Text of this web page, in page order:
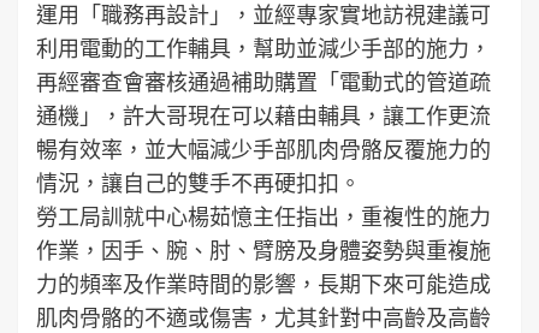
運用「職務再設計」，並經專家實地訪視建議可
利用電動的工作輔具，幫助並減少手部的施力，
再經審查會審核通過補助購置「電動式的管道疏
通機」，許大哥現在可以藉由輔具，讓工作更流
暢有效率，並大幅減少手部肌肉骨骼反覆施力的
情況，讓自己的雙手不再硬扣扣。
勞工局訓就中心楊茹憶主任指出，重複性的施力
作業，因手、腕、肘、臂膀及身體姿勢與重複施
力的頻率及作業時間的影響，長期下來可能造成
肌肉骨骼的不適或傷害，尤其針對中高齡及高齡